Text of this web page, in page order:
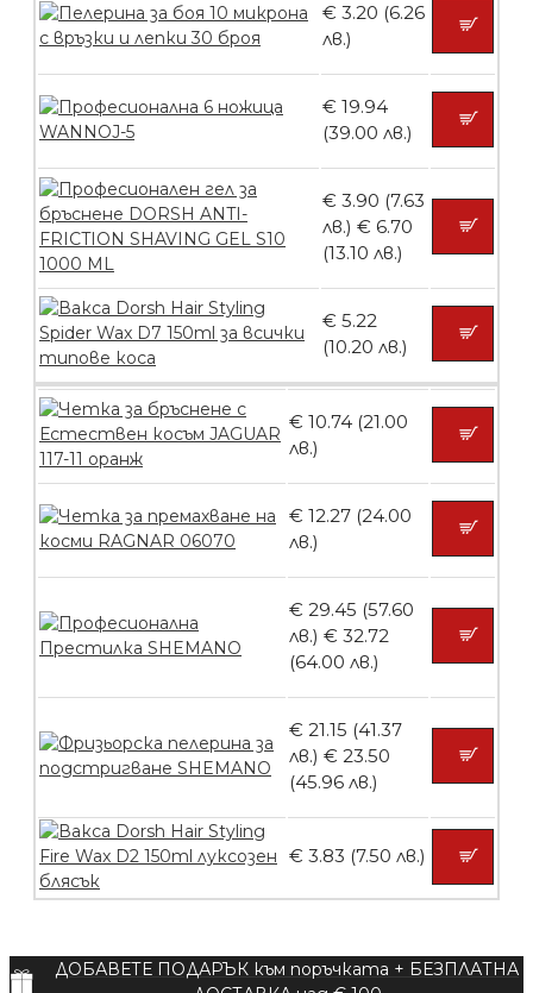
Пластмасови предпазители за лак
БЕЗПЛАТНО
Ваничка за маникюр BMSPA1C
БЕЗПЛАТНО
БЕЗПЛАТНО
Пила тип ренде 2в1
€ 3.20 (6.26
лв.)
€ 19.94
(39.00 лв.)
€ 3.90 (7.63
лв.) € 6.70
(13.10 лв.)
€ 5.22
(10.20 лв.)
€ 10.74 (21.00
лв.)
€ 12.27 (24.00
лв.)
€ 29.45 (57.60
лв.) € 32.72
(64.00 лв.)
€ 21.15 (41.37
лв.) € 23.50
(45.96 лв.)
€ 3.83 (7.50 лв.)
ДОБАВЕТЕ ПОДАРЪК към поръчката + БЕЗПЛАТНА